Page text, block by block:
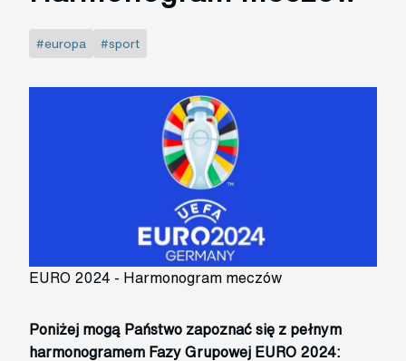
#europa #sport
EURO 2024 - Harmonogram meczów
Poniżej mogą Państwo zapoznać się z pełnym
harmonogramem Fazy Grupowej EURO 2024: